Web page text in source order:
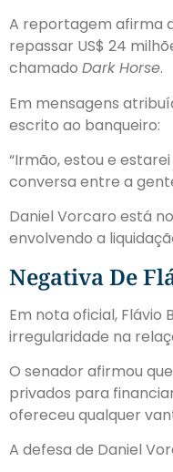
A reportagem afirma
repassar US$ 24
chamado Dark Horse.
Em mensagens
escrito ao banqueiro:
“Irmão, estou e
conversa entre a
Daniel Vorcaro está
envolvendo a
Negativa De
Em nota oficial, Flávio
irregularidade na
O senador afirmou
privados para
ofereceu qualquer
A defesa de Daniel